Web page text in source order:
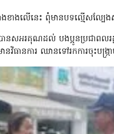
ខាងលើនេះ ពុំមានបទល្មើសល្ប
នសអរគុណដល់ បងប្អូនប្រជាពលរ
ធានការ ឈានទៅរកការចុះបង្ក្រ